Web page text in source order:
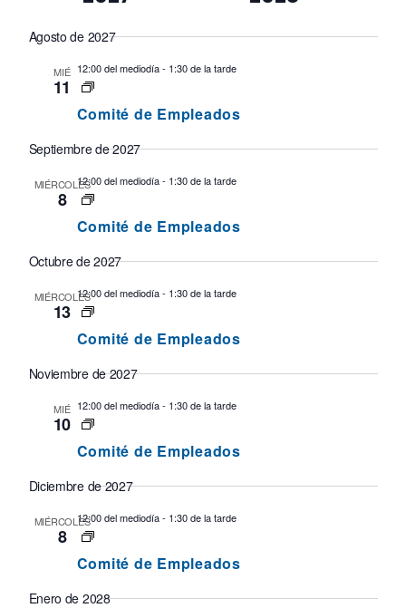
una
fecha.
Agosto de 2027
MIÉ
11
12:00 del mediodía- 1:30 de la tarde
Comité de Empleados
Septiembre de 2027
MIÉRCOLES
8
12:00 del mediodía- 1:30 de la tarde
Comité de Empleados
Octubre de 2027
MIÉRCOLES
13
12:00 del mediodía- 1:30 de la tarde
Comité de Empleados
Noviembre de 2027
MIÉ
10
12:00 del mediodía- 1:30 de la tarde
Comité de Empleados
Diciembre de 2027
MIÉRCOLES
8
12:00 del mediodía- 1:30 de la tarde
Comité de Empleados
Enero de 2028